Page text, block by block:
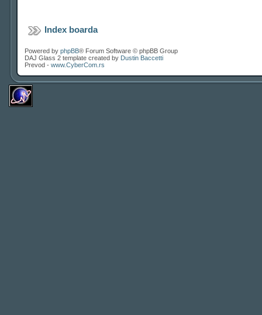
Index boarda
Powered by phpBB® Forum Software © phpBB Group
DAJ Glass 2 template created by Dustin Baccetti
Prevod - www.CyberCom.rs